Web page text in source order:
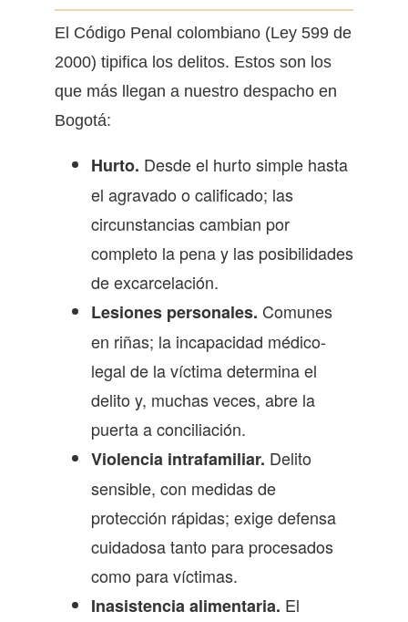
El Código Penal colombiano (Ley 599 de
2000) tipifica los delitos. Estos son los
que más llegan a nuestro despacho en
Bogotá:
Hurto. Desde el hurto simple hasta
el agravado o calificado; las
circunstancias cambian por
completo la pena y las posibilidades
de excarcelación.
Lesiones personales. Comunes
en riñas; la incapacidad médico-
legal de la víctima determina el
delito y, muchas veces, abre la
puerta a conciliación.
Violencia intrafamiliar. Delito
sensible, con medidas de
protección rápidas; exige defensa
cuidadosa tanto para procesados
como para víctimas.
Inasistencia alimentaria. El